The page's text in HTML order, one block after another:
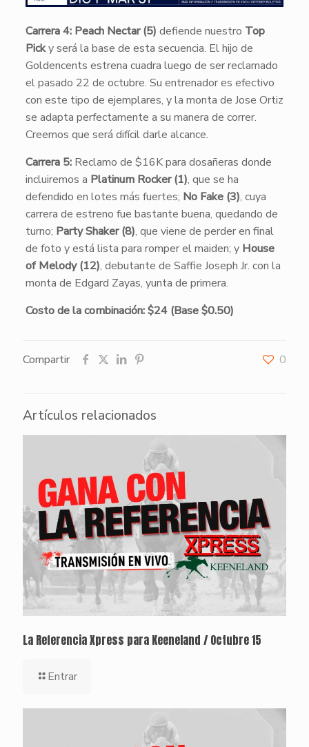
Carrera 4: Peach Nectar (5) defiende nuestro Top
Picky será la base de esta secuencia. El hijo de
Goldencents estrena cuadra luego de ser reclamado
el pasado 22 de octubre. Su entrenador es efectivo
con este tipo de ejemplares, y la monta de Jose Ortiz
se adapta perfectamente a su manera de correr.
Creemos que será difícil darle alcance.
Carrera 5:Reclamo de $16K para dosañeras donde
incluiremos a Platinum Rocker (1), que se ha
defendido en lotes más fuertes; No Fake (3), cuya
carrera de estreno fue bastante buena, quedando de
turno; Party Shaker (8), que viene de perder en final
de foto y está lista para romper el maiden; y House
of Melody (12), debutante de Saffie Joseph Jr. con la
monta de Edgard Zayas, yunta de primera.
Costo de la combinación: $24 (Base $0.50)
Compartir 0
Artículos relacionados
La Referencia Xpress para Keeneland / Octubre 15
Entrar